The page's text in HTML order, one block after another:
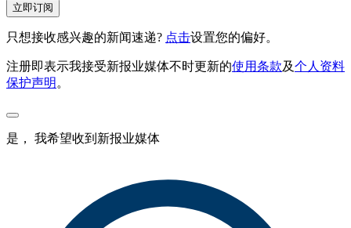
立即订阅
只想接收感兴趣的新闻速递? 点击设置您的偏好。
注册即表示我接受新报业媒体不时更新的使用条款及个人资料
保护声明 。
是， 我希望收到新报业媒体